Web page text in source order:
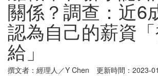
關係？調查：近6
認為自己的薪資
給」
撰文者：經理人／Y Chen 更新時間：2023-